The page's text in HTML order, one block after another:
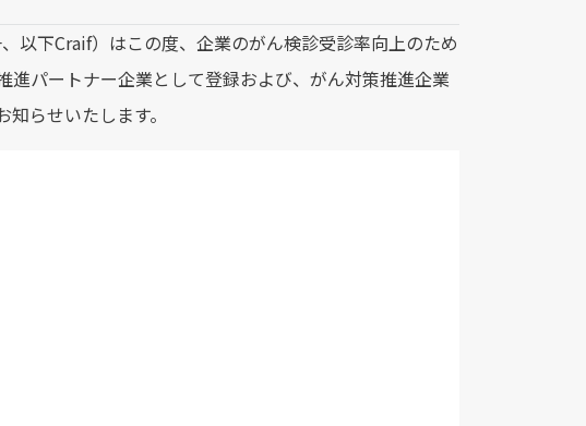
以下Craif）はこの度、企業のがん検診受診率向上のため
パートナー企業として登録および、がん対策推進企業
らせいたします。